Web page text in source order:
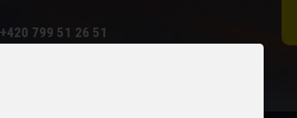
+420 799 51 26 51